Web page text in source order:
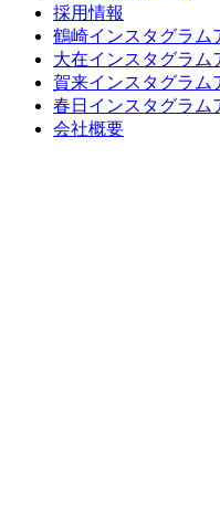
採用情報
鶴崎インスタグラム
大在インスタグラム
賀来インスタグラム
春日インスタグラム
会社概要